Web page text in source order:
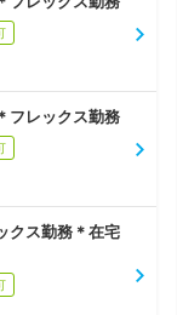
フレックス勤務
クス勤務＊在宅